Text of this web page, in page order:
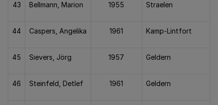
43 Bellmann, Marion 1955 Straelen
44 Caspers, Angelika 1961 Kamp-Lintfort
45 Sievers, Jörg 1957 Geldern
46 Steinfeld, Detlef 1961 Geldern